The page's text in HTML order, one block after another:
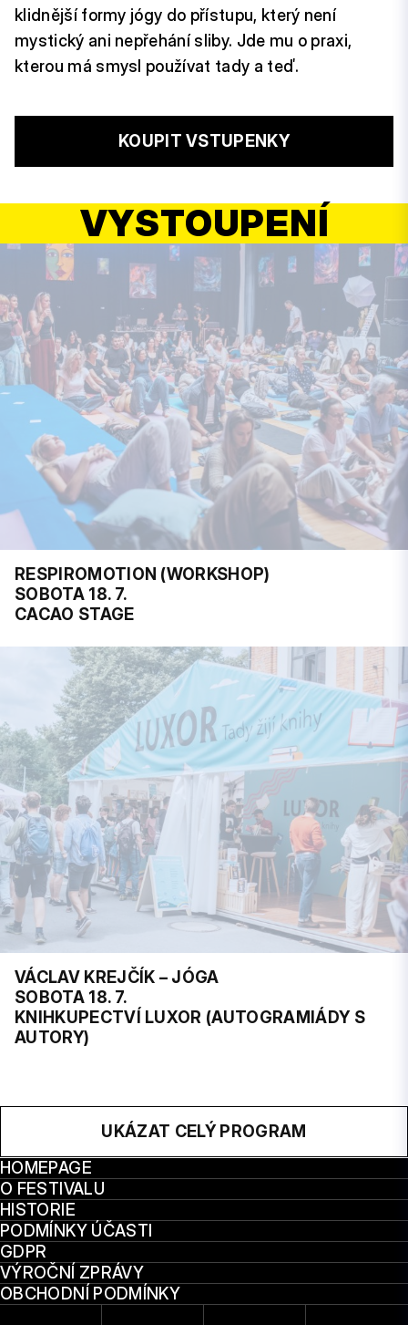
klidnější formy jógy do přístupu, který není
mystický ani nepřehání sliby. Jde mu o praxi,
kterou má smysl používat tady a teď.
KOUPIT VSTUPENKY
VYSTOUPENÍ
RESPIROMOTION (WORKSHOP)
SOBOTA 18. 7.
CACAO STAGE
VÁCLAV KREJČÍK – JÓGA
SOBOTA 18. 7.
KNIHKUPECTVÍ LUXOR (AUTOGRAMIÁDY S
AUTORY)
UKÁZAT CELÝ PROGRAM
HOMEPAGE
O FESTIVALU
HISTORIE
PODMÍNKY ÚČASTI
GDPR
VÝROČNÍ ZPRÁVY
OBCHODNÍ PODMÍNKY